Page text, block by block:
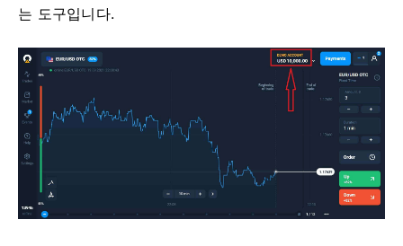
는 도구입니다.